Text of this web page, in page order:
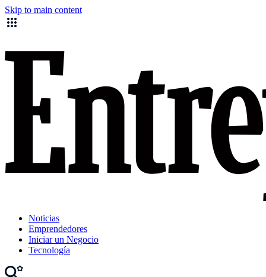
Skip to main content
Noticias
Emprendedores
Iniciar un Negocio
Tecnología